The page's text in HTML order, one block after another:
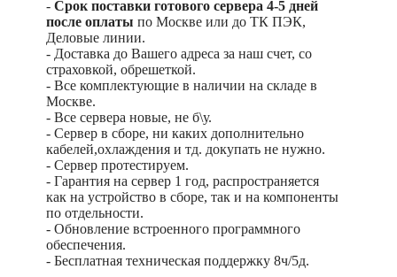
-Срок поставки готового сервера 4-5 дней
после оплаты по Москве или до ТК ПЭК,
Деловые линии.
- Доставка до Вашего адреса за наш счет, со
страховкой, обрешеткой.
- Все комплектующие в наличии на складе в
Москве.
- Все сервера новые, не б\у.
- Сервер в сборе, ни каких дополнительно
кабелей,охлаждения и тд. докупать не нужно.
- Сервер протестируем.
- Гарантия на сервер 1 год, распространяется
как на устройство в сборе, так и на компоненты
по отдельности.
- Обновление встроенного программного
обеспечения.
- Бесплатная техническая поддержку 8ч/5д.